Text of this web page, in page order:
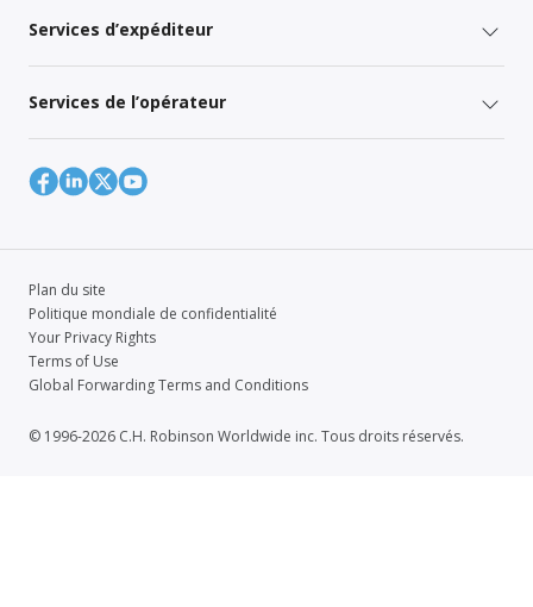
Services d’expéditeur
Services de l’opérateur
Plan du site
Politique mondiale de confidentialité
Your Privacy Rights
Terms of Use
Global Forwarding Terms and Conditions
© 1996-2026 C.H. Robinson Worldwide inc. Tous droits réservés.